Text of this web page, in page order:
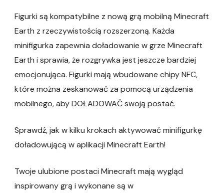
Figurki są kompatybilne z nową grą mobilną Minecraft
Earth z rzeczywistością rozszerzoną. Każda
minifigurka zapewnia doładowanie w grze Minecraft
Earth i sprawia, że rozgrywka jest jeszcze bardziej
emocjonująca. Figurki mają wbudowane chipy NFC,
które można zeskanować za pomocą urządzenia
mobilnego, aby DOŁADOWAĆ swoją postać.
Sprawdź, jak w kilku krokach aktywować minifigurkę
doładowującą w aplikacji Minecraft Earth!
Twoje ulubione postaci Minecraft mają wygląd
inspirowany grą i wykonane są w